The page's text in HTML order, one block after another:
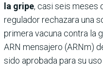
la gripe, casi seis meses
regulador rechazara una
primera vacuna contra la
ARN mensajero (ARNm)
sido aprobada para su